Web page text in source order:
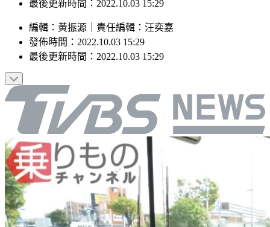
發佈時間：2022.10.03 15:29
編輯：黃振源｜責任編輯：
發佈時間：2022.10.03 15:29